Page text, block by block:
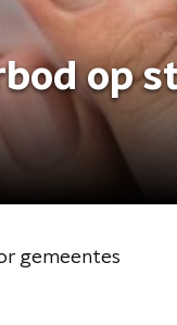
op
gemeentes